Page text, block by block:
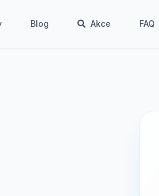
Blog Akce FAQ